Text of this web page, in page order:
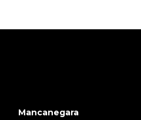
Mancanegara